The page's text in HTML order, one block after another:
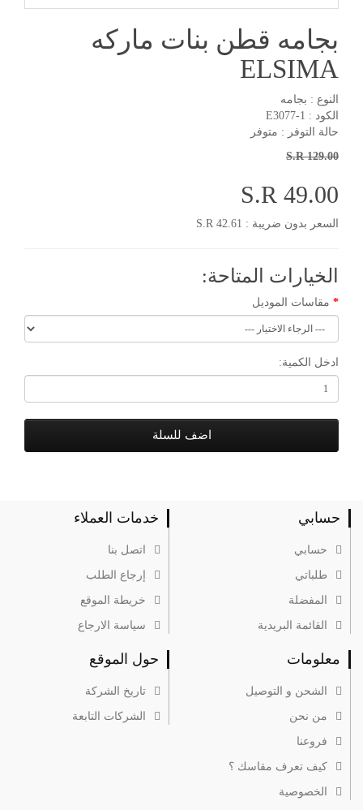
بجامه قطن بنات ماركه
ELSIMA
النوع : بجامه
الكود : E3077-1
حالة التوفر : متوفر
S.R 129.00
S.R 49.00
السعر بدون ضريبة : S.R 42.61
الخيارات المتاحة:
مقاسات الموديل
ادخل الكمية:
اضف للسلة
حسابي
حسابي
طلباتي
المفضلة
القائمة البريدية
خدمات العملاء
اتصل بنا
إرجاع الطلب
خريطة الموقع
سياسة الارجاع
معلومات
الشحن و التوصيل
من نحن
فروعنا
كيف تعرف مقاسك ؟
الخصوصية
حول الموقع
تاريخ الشركة
الشركات التابعة